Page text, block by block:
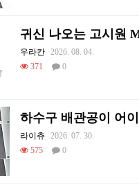
귀신 나오는 고시원
우라칸
2026. 08. 04.
371
0
라이츄
2026. 07. 30.
575
0